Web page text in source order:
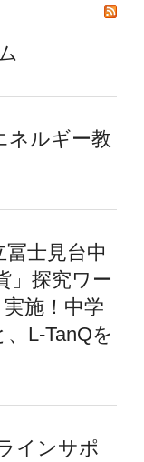
ネルギー教
冨士見台中
」探究ワー
施！中学
L-TanQを
インサポ